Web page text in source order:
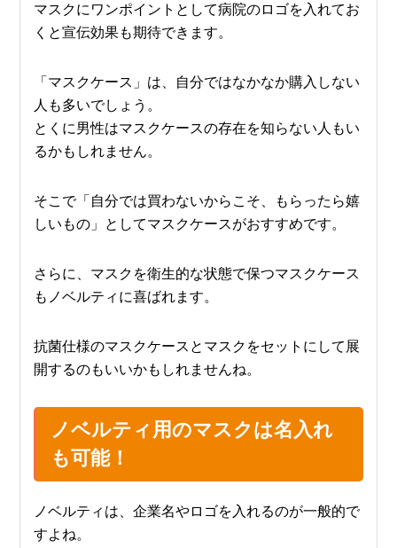
マスクにワンポイントとして病院のロゴを入れてお
くと宣伝効果も期待できます。
「マスクケース」は、自分ではなかなか購入しない
人も多いでしょう。
とくに男性はマスクケースの存在を知らない人もい
るかもしれません。
そこで「自分では買わないからこそ、もらったら嬉
しいもの」としてマスクケースがおすすめです。
さらに、マスクを衛生的な状態で保つマスクケース
もノベルティに喜ばれます。
抗菌仕様のマスクケースとマスクをセットにして展
開するのもいいかもしれませんね。
ノベルティ用のマスクは名入れ
も可能！
ノベルティは、企業名やロゴを入れるのが一般的で
すよね。